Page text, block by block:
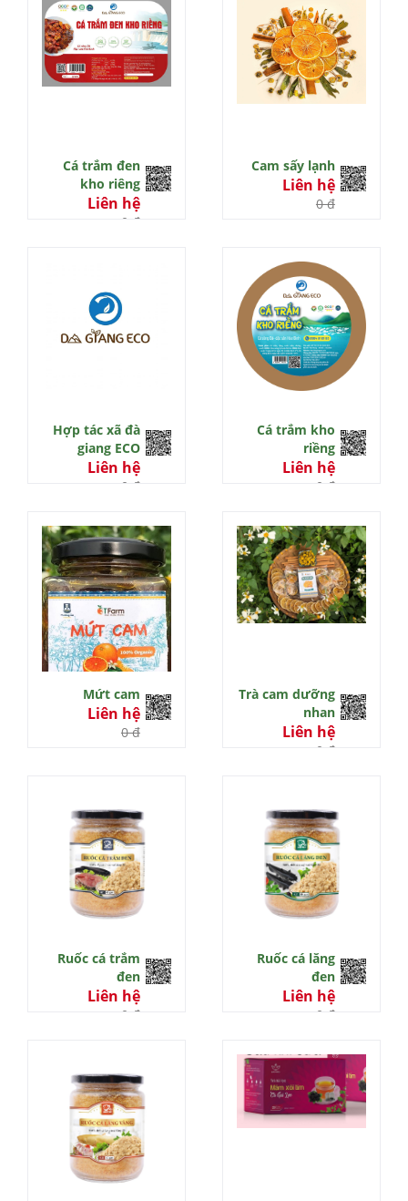
Cá trắm đen
kho riêng
Liên hệ
0 đ
Cam sấy lạnh
Liên hệ
0 đ
Hợp tác xã đà
giang ECO
Liên hệ
0 đ
Cá trắm kho
riềng
Liên hệ
0 đ
Mứt cam
Liên hệ
0 đ
Trà cam dưỡng
nhan
Liên hệ
0 đ
Ruốc cá trắm
đen
Liên hệ
0 đ
Ruốc cá lăng
đen
Liên hệ
0 đ